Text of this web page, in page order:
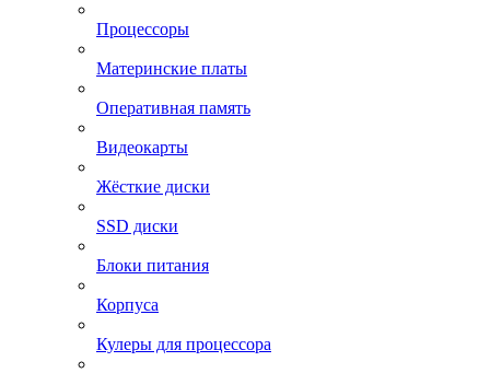
Процессоры
Материнские платы
Оперативная память
Видеокарты
Жёсткие диски
SSD диски
Блоки питания
Корпуса
Кулеры для процессора